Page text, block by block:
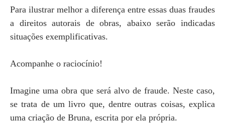
Para ilustrar melhor a diferença entre essas duas fraudes
a direitos autorais de obras, abaixo serão indicadas
situações exemplificativas.
Acompanhe o raciocínio!
Imagine uma obra que será alvo de fraude. Neste caso,
se trata de um livro que, dentre outras coisas, explica
uma criação de Bruna, escrita por ela própria.